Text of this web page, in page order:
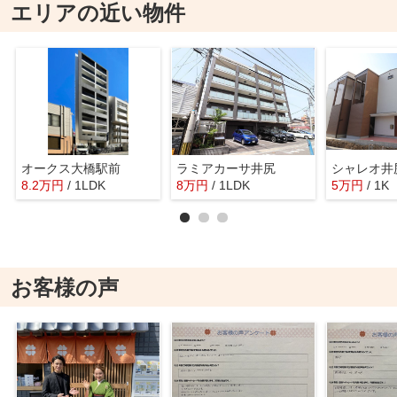
エリアの近い物件
オークス大橋駅前
8.2万円 / 1LDK
ラミアカーサ井尻
8万円 / 1LDK
シャレオ
5万円 / 1K
お客様の声